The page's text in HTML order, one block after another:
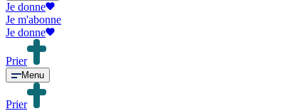
Je donne
Je m'abonne
Je donne
Prier
Menu
Prier